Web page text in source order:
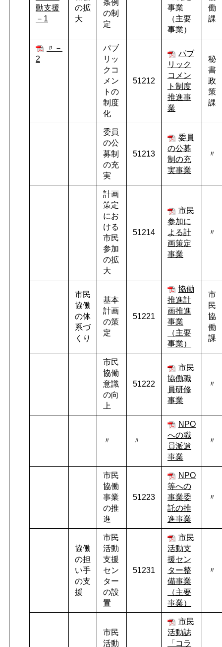
動支援
－1
の拡
大
条例
の制
定
事業
（主要
事業）
働
課
〃－
2
パブ
リッ
クコ
メン
トの
制度
化
51212
パブ
リック
コメン
ト制度
推進事
業
秘
書
政
策
課
委員
の公
募制
の充
実
51213
委員
の公募
制の充
実事業
〃
計画
策定
にお
ける
市民
参加
の拡
大
51214
市民
参加に
よる計
画策定
事業
〃
市民
協働
の体
系づ
くり
基本
計画
の策
定
51221
協働
推進計
画推進
事業
（主要
事業）
市
民
協
働
課
市民
協働
意識
の向
上
51222
市民
協働職
員研修
事業
〃
〃 〃
NPO
への職
員派遣
事業
〃
市民
協働
事業
の推
進
51223
NPO
等への
事業委
託の推
進事業
〃
協働
の担
い手
の支
援
市民
活動
支援
セン
ター
の設
置
51231
市民
活動支
援セン
ター整
備事業
（主要
事業）
〃
市民
活動
市民
活動誌
「コラ